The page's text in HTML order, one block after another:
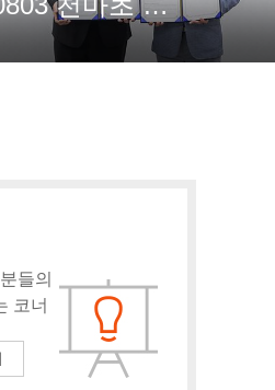
들의
코너